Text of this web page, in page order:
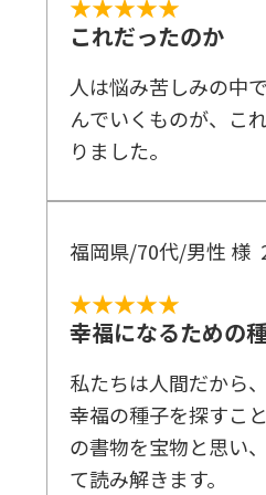
★★★★★
これだったのか
人は悩み苦しみの中
んでいくものが、こ
りました。
福岡県/70代/男性 様
★★★★★
幸福になるための
私たちは人間だから
幸福の種子を探すこ
の書物を宝物と思い
て読み解きます。